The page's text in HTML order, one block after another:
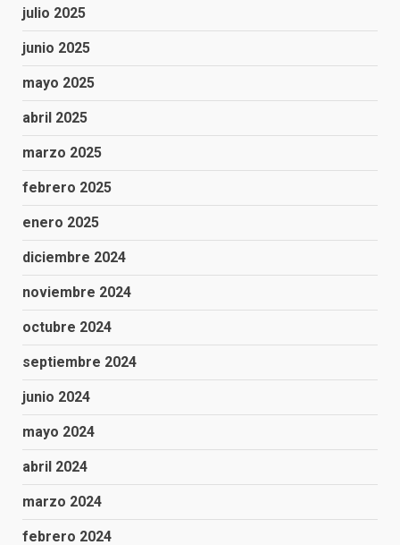
julio 2025
junio 2025
mayo 2025
abril 2025
marzo 2025
febrero 2025
enero 2025
diciembre 2024
noviembre 2024
octubre 2024
septiembre 2024
junio 2024
mayo 2024
abril 2024
marzo 2024
febrero 2024